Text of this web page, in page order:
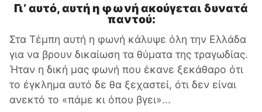
Γι’ αυτό, αυτή η φωνή ακούγεται δυνατά
παντού:
Στα Τέμπη αυτή η φωνή κάλυψε όλη την Ελλάδα
για να βρουν δικαίωση τα θύματα της τραγωδίας.
Ήταν η δική μας φωνή που έκανε ξεκάθαρο ότι
το έγκλημα αυτό δε θα ξεχαστεί, ότι δεν είναι
ανεκτό το «πάμε κι όπου βγει»...